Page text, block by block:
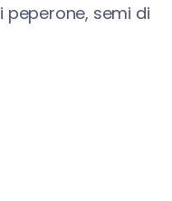
peperone, semi di